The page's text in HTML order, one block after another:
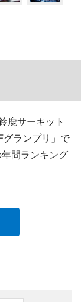
鹿サーキット
グランプリ」で
間ランキング